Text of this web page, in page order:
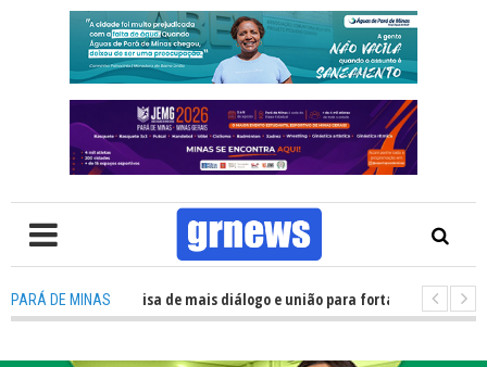
PARÁ DE MINAS
TV: Política precisa de mais diálogo e união para fortalecer Minas e